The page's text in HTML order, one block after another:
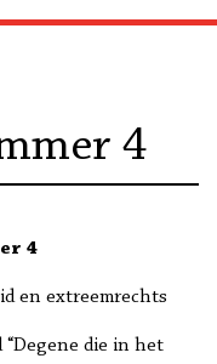
4
4
en extreemrechts
“Degene die in het